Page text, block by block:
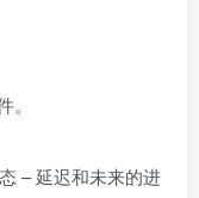
– 延迟和未来的进